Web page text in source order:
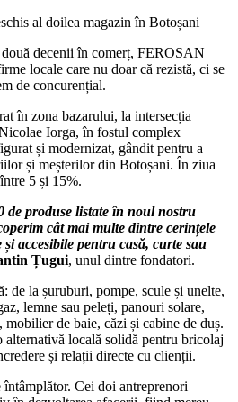
decenii în comerț, FEROSAN
locale care nu doar că rezistă, ci se
de concurențial.
în zona bazarului, la intersecția
Iorga, în fostul complex
și modernizat, gândit pentru a
și meșterilor din Botoșani. În ziua
5 și 15%.
de produse listate în noul nostru
cât mai multe dintre cerințele
accesibile pentru casă, curte sau
Țugui, unul dintre fondatori.
de la șuruburi, pompe, scule și unelte,
lemne sau peleți, panouri solare,
mobilier de baie, căzi și cabine de duș.
locală solidă pentru bricolaj
și relații directe cu clienții.
Cei doi antreprenori